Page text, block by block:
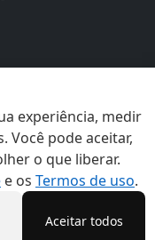
reservados
experiência, medir
Você pode aceitar,
o que liberar.
e os Termos de uso.
Aceitar todos